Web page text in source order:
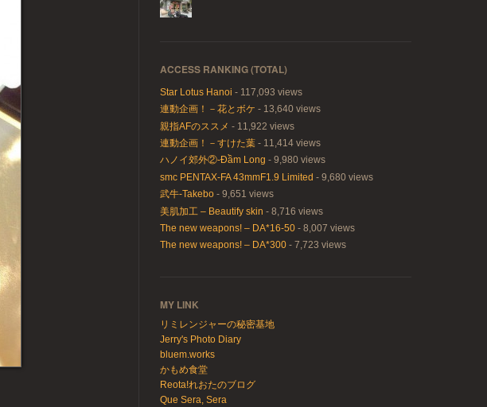
ACCESS RANKING (TOTAL)
Star Lotus Hanoi - 117,093 views
連動企画！－花とボケ - 13,640 views
親指AFのススメ - 11,922 views
連動企画！－すけた葉 - 11,414 views
ハノイ郊外②-Đầm Long - 9,980 views
smc PENTAX-FA 43mmF1.9 Limited - 9,680 views
武牛-Takebo - 9,651 views
美肌加工 – Beautify skin - 8,716 views
The new weapons! – DA*16-50 - 8,007 views
The new weapons! – DA*300 - 7,723 views
MY LINK
リミレンジャーの秘密基地
Jerry's Photo Diary
bluem.works
かもめ食堂
Reota!れおたのブログ
Que Sera, Sera